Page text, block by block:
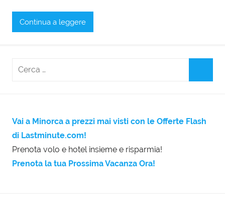
Continua a leggere
Vai a Minorca a prezzi mai visti con le Offerte Flash
di Lastminute.com!
Prenota volo e hotel insieme e risparmia!
Prenota la tua Prossima Vacanza Ora!